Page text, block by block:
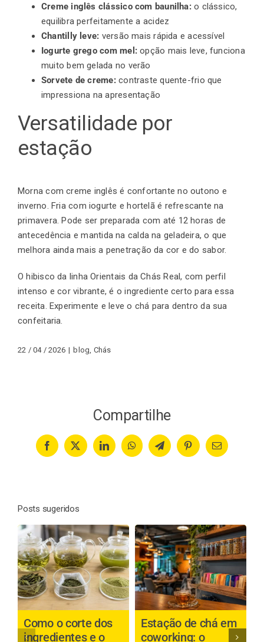
Creme inglês clássico com baunilha:o clássico,
equilibra perfeitamente a acidez
Chantilly leve: versão mais rápida e acessível
Iogurte grego com mel:opção mais leve, funciona
muito bem gelada no verão
Sorvete de creme:contraste quente-frio que
impressiona na apresentação
Versatilidade por
estação
Morna com creme inglês é confortante no outono e
inverno. Fria com iogurte e hortelã é refrescante na
primavera. Pode ser preparada com até 12 horas de
antecedência e mantida na calda na geladeira, o que
melhora ainda mais a penetração da cor e do sabor.
O hibisco da linha Orientais daChás Real, com perfil
intenso e cor vibrante, é o ingrediente certo para essa
receita. Experimente e leve o chá para dentro da sua
confeitaria.
22 / 04 / 2026 | blog Chás
Compartilhe
Facebook
X LinkedInWhatsAppTelegramPinterestEmail
Posts sugeridos
Como o corte dos
ingredientes e o
Estação de chá em
coworking: o